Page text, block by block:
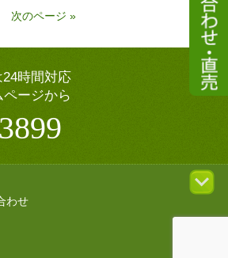
次のページ »
時間対応
ージから
わせ